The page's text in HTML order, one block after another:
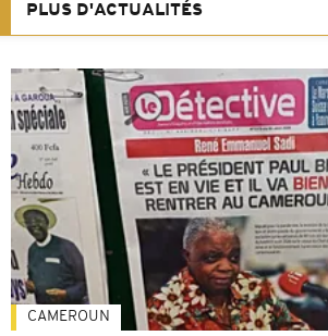
PLUS D'ACTUALITÉS
CAMEROUN